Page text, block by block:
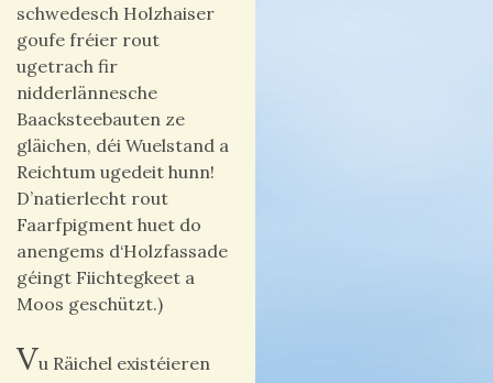
schwedesch Holzhaiser
goufe fréier rout
ugetrach fir
nidderlännesche
Baacksteebauten ze
gläichen, déi Wuelstand a
Reichtum ugedeit hunn!
D’natierlecht rout
Faarfpigment huet do
anengems d‘Holzfassade
géingt Fiichtegkeet a
Moos geschützt.)
Vu Räichel existéieren